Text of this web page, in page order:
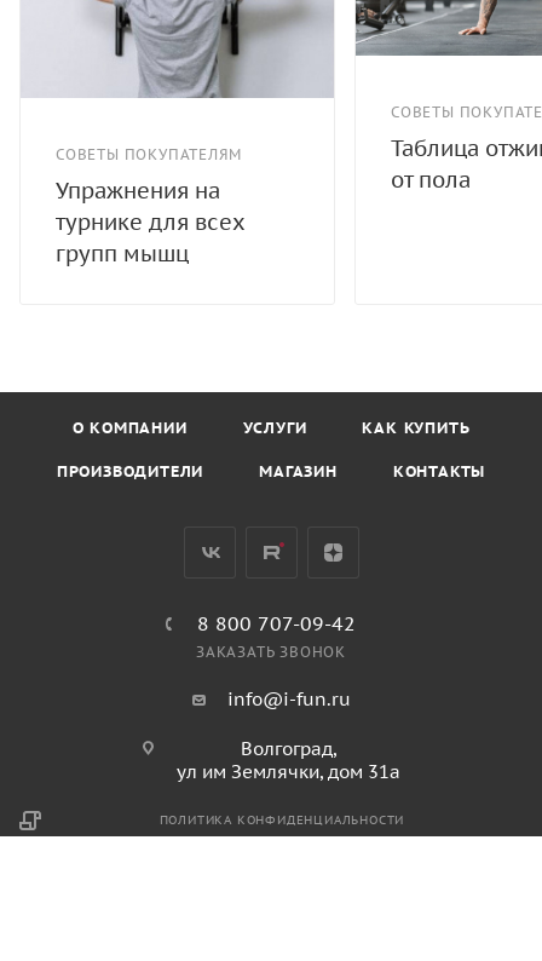
СОВЕТЫ ПОКУПАТЕЛЯМ
Упражнения на
турнике для всех
групп мышц
СОВЕТЫ
Таблица
от пола
О КОМПАНИИ УСЛУГИ КАК КУПИТЬ
ПРОИЗВОДИТЕЛИ МАГАЗИН КОНТАКТЫ
8 800 707-09-42
ЗАКАЗАТЬ ЗВОНОК
info@i-fun.ru
Волгоград,
ул им Землячки, дом 31а
ПОЛИТИКА КОНФИДЕНЦИАЛЬНОСТИ